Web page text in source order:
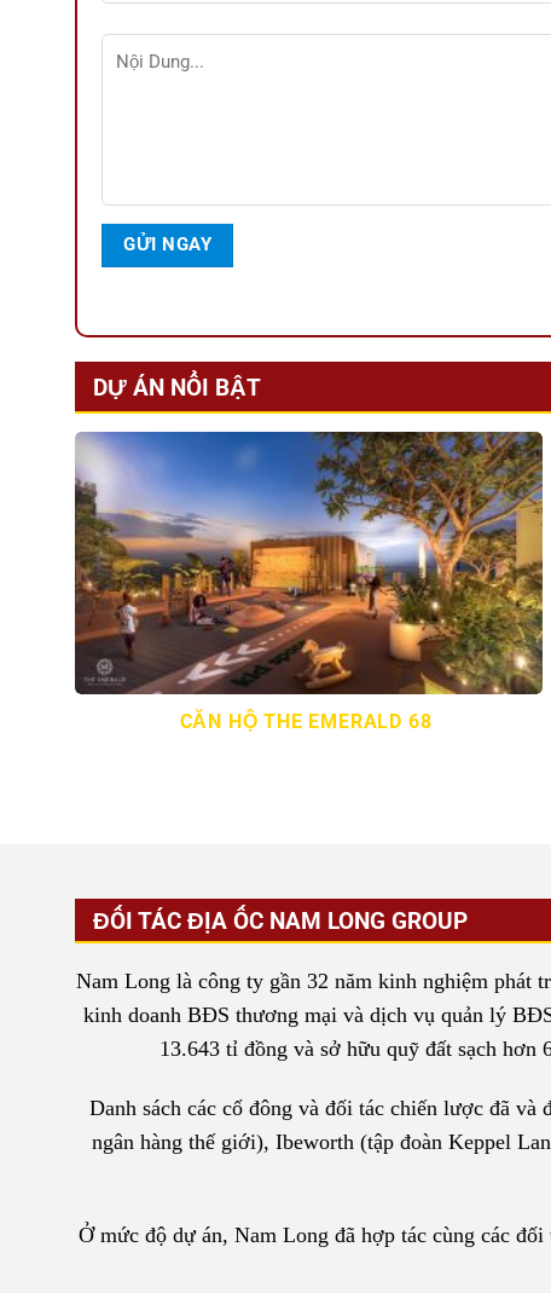
DỰ ÁN NỔI BẬT
CĂN HỘ THE EMERALD 68
ĐỐI TÁC ĐỊA ỐC NAM LONG GROUP
Nam Long là công ty gần 32 năm kinh nghiệm phát
kinh doanh BĐS thương mại và dịch vụ quản lý
13.643 tỉ đồng và sở hữu quỹ đất sạch hơn
Danh sách các cổ đông và đối tác chiến lược đã
ngân hàng thế giới), Ibeworth (tập đoàn Keppel
Ở mức độ dự án, Nam Long đã hợp tác cùng các